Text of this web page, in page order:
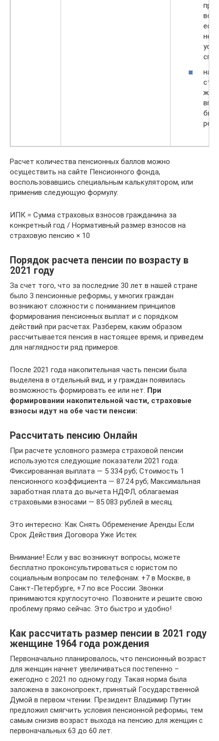
Расчет количества пенсионных баллов можно
осуществить на сайте Пенсионного фонда,
воспользовавшись специальным калькулятором, или
применив следующую формулу:
ИПК = Сумма страховых взносов гражданина за
конкретный год / Нормативный размер взносов на
страховую пенсию × 10
Порядок расчета пенсии по возрасту в
2021 году
За счет того, что за последние 30 лет в нашей стране
было 3 пенсионные реформы, у многих граждан
возникают сложности с пониманием принципов
формирования пенсионных выплат и с порядком
действий при расчетах. Разберем, каким образом
рассчитывается пенсия в настоящее время, и приведем
для наглядности ряд примеров.
После 2021 года накопительная часть пенсии была
выделена в отдельный вид, и у граждан появилась
возможность формировать ее или нет. При
формировании накопительной части, страховые
взносы идут на обе части пенсии:
Рассчитать пенсию Онлайн
При расчете условного размера страховой пенсии
используются следующие показатели 2021 года:
Фиксированная выплата — 5 334 руб; Стоимость 1
пенсионного коэффициента — 87.24 руб; Максимальная
заработная плата до вычета НДФЛ, облагаемая
страховыми взносами — 85 083 рублей в месяц.
Это интересно: Как Снять Обременение Аренды Если
Срок Действия Договора Уже Истек
Внимание! Если у вас возникнут вопросы, можете
бесплатно проконсультироваться с юристом по
социальным вопросам по телефонам: +7 в Москве, в
Санкт-Петербурге, +7 по все России. Звонки
принимаются круглосуточно. Позвоните и решите свою
проблему прямо сейчас. Это быстро и удобно!
Как рассчитать размер пенсии в 2021 году
женщине 1964 года рождения
Первоначально планировалось, что пенсионный возраст
для женщин начнет увеличиваться постепенно –
ежегодно с 2021 по одному году. Такая норма была
заложена в законопроект, принятый Государственной
Думой в первом чтении. Президент Владимир Путин
предложил смягчить условия пенсионной реформы, тем
самым снизив возраст выхода на пенсию для женщин с
первоначальных 63 до 60 лет.